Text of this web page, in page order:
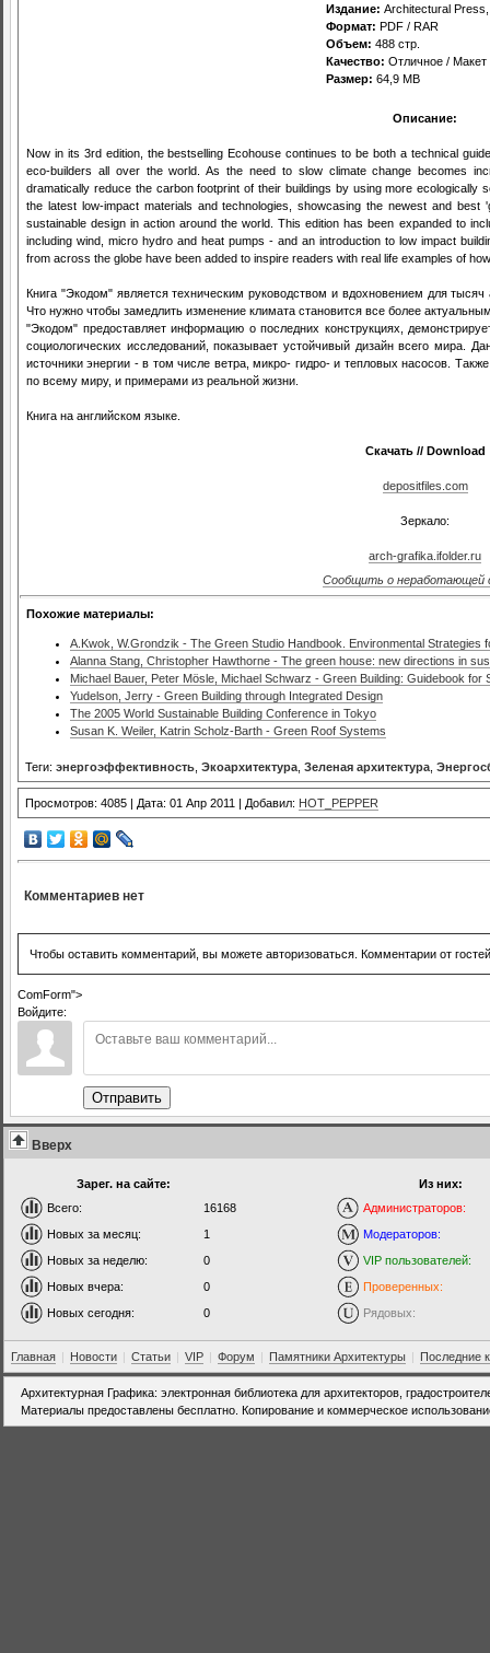
Издание: Architectural
Формат: PDF / RAR
Объем: 488 стр.
Качество: Отличное / Макет
Размер: 64,9 MB
Описание:
Now in its 3rd edition, the bestselling Ecohouse continues to be both a technical
eco-builders all over the world. As the need to slow climate change becomes
dramatically reduce the carbon footprint of their buildings by using more ecologically
the latest low-impact materials and technologies, showcasing the newest and best
sustainable design in action around the world. This edition has been expanded to
including wind, micro hydro and heat pumps - and an introduction to low impact
from across the globe have been added to inspire readers with real life examples of
Книга "Экодом" является техническим руководством и вдохновением для
Что нужно чтобы замедлить изменение климата становится все более
"Экодом" предоставляет информацию о последних конструкциях,
социологических исследований, показывает устойчивый дизайн всего мира.
источники энергии - в том числе ветра, микро- гидро- и тепловых насосов.
по всему миру, и примерами из реальной жизни.
Книга на английском языке.
Скачать // Download
depositfiles.com
Зеркало:
arch-grafika.ifolder.ru
Сообщить о неработающей
Похожие материалы:
A.Kwok, W.Grondzik - The Green Studio Handbook. Environmental Strategies
Alanna Stang, Christopher Hawthorne - The green house: new directions in
Michael Bauer, Peter Mösle, Michael Schwarz - Green Building: Guidebook for
Yudelson, Jerry - Green Building through Integrated Design
The 2005 World Sustainable Building Conference in Tokyo
Susan K. Weiler, Katrin Scholz-Barth - Green Roof Systems
Теги: энергоэффективность Экоархитектура Зеленая архитектура
Просмотров: 4085 | Дата: 01 Апр 2011 | Добавил: HOT_PEPPER
Комментариев нет
Чтобы оставить комментарий, вы можете авторизоваться. Комментарии от
ComForm">
Войдите:
Отправить
Вверх
Зарег. на сайте:
Всего:
16168
Новых за месяц:
1
Новых за неделю:
0
Новых вчера:
0
Новых сегодня:
0
Из них:
Администраторов:
Модераторов:
VIP пользователей:
Проверенных:
Рядовых:
Главная | Новости | Статьи | VIP | Форум | Памятники Архитектуры | Последние
Архитектурная Графика: электронная библиотека для архитекторов,
Материалы предоставлены бесплатно. Копирование и коммерческое